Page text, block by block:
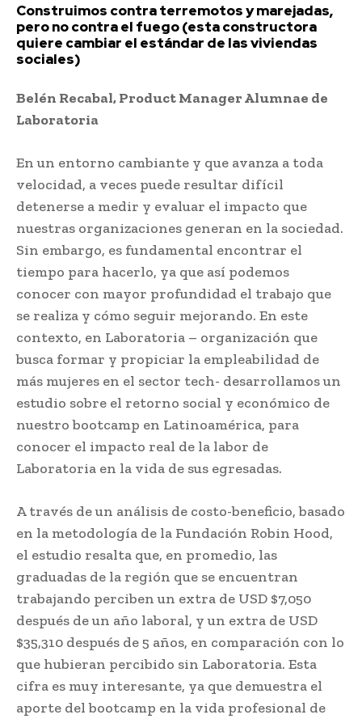
Construimos contra terremotos y marejadas,
pero no contra el fuego (esta constructora
quiere cambiar el estándar de las viviendas
sociales)
Belén Recabal, Product Manager Alumnae de
Laboratoria
En un entorno cambiante y que avanza a toda
velocidad, a veces puede resultar difícil
detenerse a medir y evaluar el impacto que
nuestras organizaciones generan en la sociedad.
Sin embargo, es fundamental encontrar el
tiempo para hacerlo, ya que así podemos
conocer con mayor profundidad el trabajo que
se realiza y cómo seguir mejorando. En este
contexto, en Laboratoria – organización que
busca formar y propiciar la empleabilidad de
más mujeres en el sector tech- desarrollamos un
estudio sobre el retorno social y económico de
nuestro bootcamp en Latinoamérica, para
conocer el impacto real de la labor de
Laboratoria en la vida de sus egresadas.
A través de un análisis de costo-beneficio, basado
en la metodología de la Fundación Robin Hood,
el estudio resalta que, en promedio, las
graduadas de la región que se encuentran
trabajando perciben un extra de USD $7,050
después de un año laboral, y un extra de USD
$35,310 después de 5 años, en comparación con lo
que hubieran percibido sin Laboratoria. Esta
cifra es muy interesante, ya que demuestra el
aporte del bootcamp en la vida profesional de